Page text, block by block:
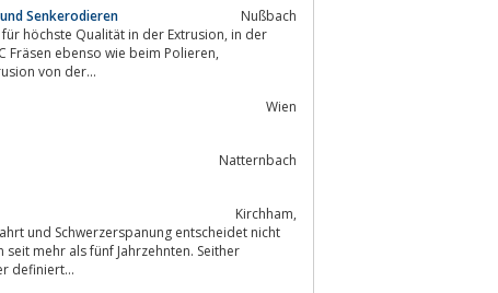
Senkerodieren
Nußbach
Qualität in der Extrusion, in der
von der...
Wien
Natternbach
Kirchham,
definiert...